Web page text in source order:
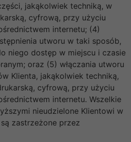
jakąkolwiek techniką, w
cyfrową, przy użyciu
internetu; (4)
utworu w taki sposób,
niego dostęp w miejscu i czasie
oraz (5) włączania utworu
Klienta, jakąkolwiek techniką,
cyfrową, przy użyciu
internetu. Wszelkie
nieudzielone Klientowi w
zastrzeżone przez